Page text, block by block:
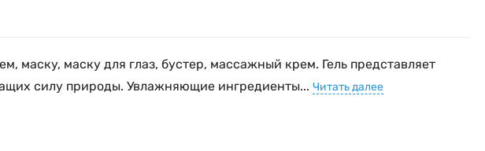
маску, маску для глаз, бустер, массажный крем. Гель представляет
силу природы. Увлажняющие ингредиенты... Читать далее